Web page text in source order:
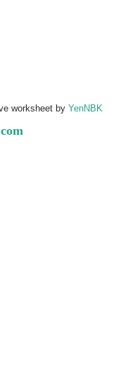
worksheet by YenNBK